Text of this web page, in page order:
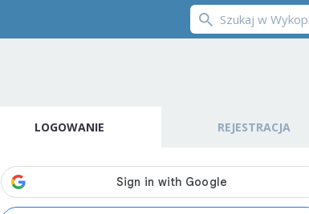
LOGOWANIE REJESTRACJA